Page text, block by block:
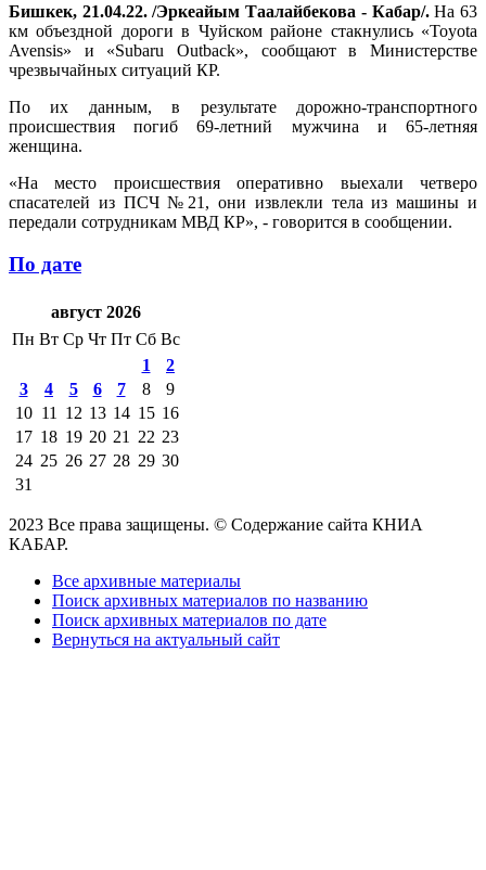
Бишкек, 21.04.22. /Эркеайым Таалайбекова - Кабар/.На 63
км объездной дороги в Чуйском районе стакнулись «Toyota
Avensis» и «Subaru Outback», сообщают в Министерстве
чрезвычайных ситуаций КР.
По их данным, в результате дорожно-транспортного
происшествия погиб 69-летний мужчина и 65-летняя
женщина.
«На место происшествия оперативно выехали четверо
спасателей из ПСЧ №21, они извлекли тела из машины и
передали сотрудникам МВД КР», - говорится в сообщении.
По дате
август 2026
Пн Вт Ср Чт Пт Сб Вс
1
2
3
4 5 6 7 8
9
10 11 12 13 14 15 16
17 18 19 20 21 22 23
24 25 26 27 28 29 30
31
2023 Все права защищены. © Содержание сайта КНИА
КАБАР.
Все архивные материалы
Поиск архивных материалов по названию
Поиск архивных материалов по дате
Вернуться на актуальный сайт